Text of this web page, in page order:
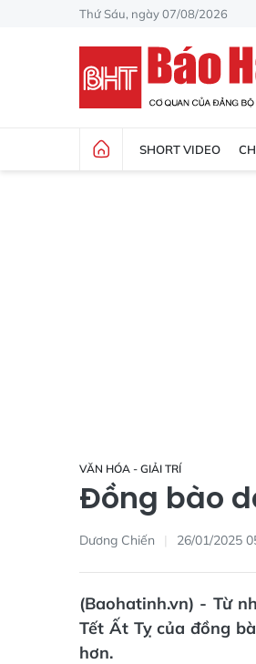
Thứ Sáu, ngày 07/08/2026
SHORT VIDEO
VĂN HÓA - GIẢI TRÍ
Đồng bào
Dương Chiến 26/01/2025
(Baohatinh.vn) - Từ
Tết Ất Tỵ của đồng
hơn.